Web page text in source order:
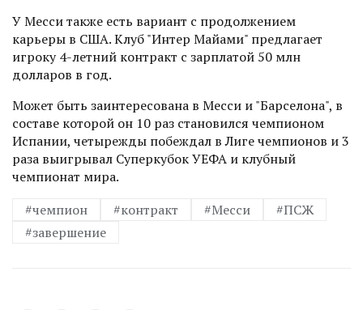
У Месси также есть вариант с продолжением
карьеры в США. Клуб "Интер Майами" предлагает
игроку 4-летний контракт с зарплатой 50 млн
долларов в год.
Может быть заинтересована в Месси и "Барселона", в
составе которой он 10 раз становился чемпионом
Испании, четырежды побеждал в Лиге чемпионов и 3
раза выигрывал Суперкубок УЕФА и клубный
чемпионат мира.
#чемпион
#контракт #Месси
#ПСЖ
#завершение